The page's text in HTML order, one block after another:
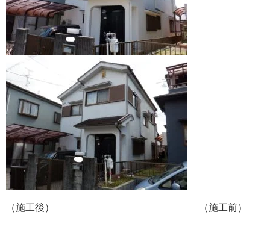
（施工後） （施工前）